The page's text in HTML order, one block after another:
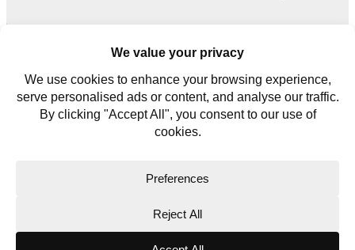
Für junge Männer
Kontaktieren Sie uns
Copyright © 2026. All rights reserved.